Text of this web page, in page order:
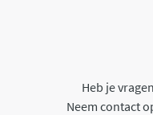
Heb je
Neem contact